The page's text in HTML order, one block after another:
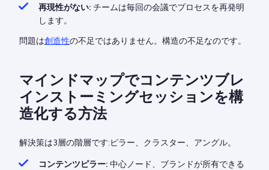
再現性がない: チームは毎回の会議でプロセスを再発明
します。
問題は創造性の不足ではありません。構造の不足なのです。
マインドマップでコンテンツブレ
インストーミングセッションを構
造化する方法
解決策は3層の階層です:ピラー、クラスター、アングル。
コンテンツピラー: 中心ノード、ブランドが所有できる